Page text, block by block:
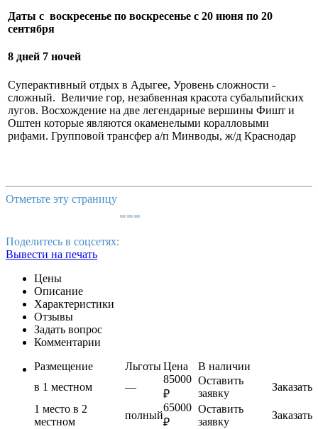
Даты с воскресенье по воскресенье с 20 июня по 20
сентября
8 дней 7 ночей
Суперактивный отдых в Адыгее, Уровень сложности -
сложный. Величие гор, незабвенная красота субальпийских
лугов. Восхождение на две легендарные вершины Фишт и
Оштен которые являются окаменелыми коралловыми
рифами. Групповой трансфер а/п Минводы, ж/д Краснодар
Отметьте эту страницу
Поделитесь в соцсетях:
Вывести на печать
Цены
Описание
Характеристики
Отзывы
Задать вопрос
Комментарии
Размещение
ЛьготыЦена
В наличии
в 1 местном
—
85000
₽
Оставить
заявку
Заказать
1 место в 2
местном
полный
65000
₽
Оставить
заявку
Заказать